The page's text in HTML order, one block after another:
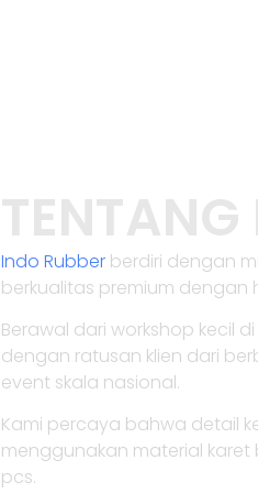
Indo Rubberberdiri dengan
berkualitas premium
Berawal dari workshop kecil
dengan ratusan klien dari
event skala nasional.
Kami percaya bahwa detail
menggunakan material karet
pcs.